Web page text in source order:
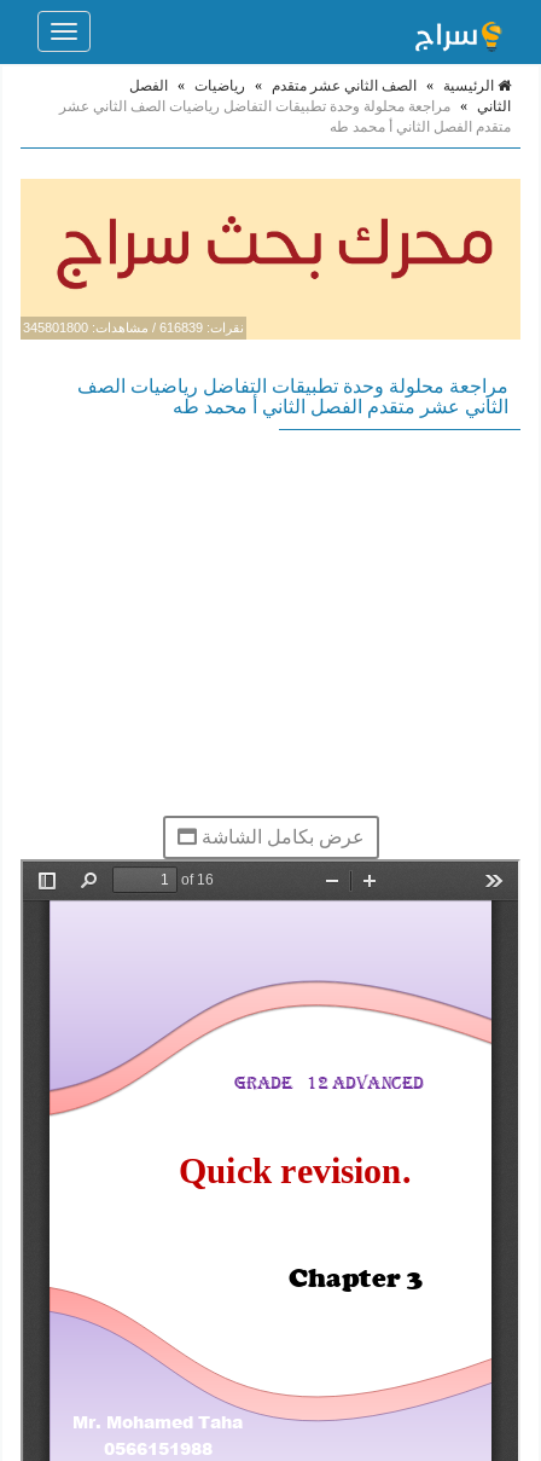
Toggle
الرئيسية » الصف الثاني عشر متقدم » رياضيات »
الفصل
الثاني » مراجعة محلولة وحدة تطبيقات التفاضل رياضيات الصف الثاني عشر
متقدم الفصل الثاني أ محمد طه
نقرات: 616839 / مشاهدات: 345801800
مراجعة محلولة وحدة تطبيقات التفاضل رياضيات الصف
الثاني عشر متقدم الفصل الثاني أ محمد طه
عرض بكامل الشاشة